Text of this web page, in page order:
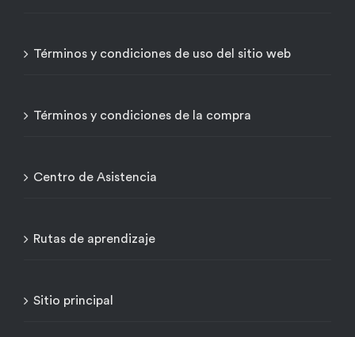
Términos y condiciones de uso del sitio web
Términos y condiciones de la compra
Centro de Asistencia
Rutas de aprendizaje
Sitio principal